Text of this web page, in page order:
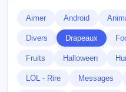
Aimer Android
Divers Drapeaux
Fruits Halloween
LOL - Rire Messages